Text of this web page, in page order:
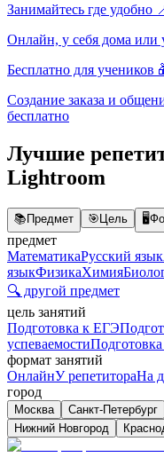
Занимайтесь где удобно
Онлайн, у себя дома или
Бесплатно для учеников
Создание заказа и
бесплатно
Лучшие
Lightroom
📚Предмет 🎯Цель 🖥️
предмет
МатематикаРусский язык
языкФизикаХимия
🔍 другой предмет
цель занятий
Подготовка к ЕГЭ
успеваемости
формат занятий
ОнлайнУ репетитораНа
город
Москва Санкт-Петербург
Нижний Новгород